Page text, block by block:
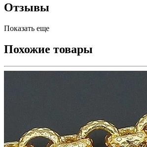
Отзывы
Показать еще
Похожие товары